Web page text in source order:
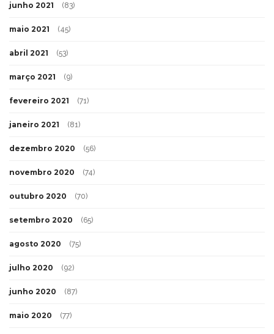
junho 2021 (83)
maio 2021 (45)
abril 2021 (53)
março 2021 (9)
fevereiro 2021 (71)
janeiro 2021 (81)
dezembro 2020 (56)
novembro 2020 (74)
outubro 2020 (70)
setembro 2020 (65)
agosto 2020 (75)
julho 2020 (92)
junho 2020 (87)
maio 2020 (77)